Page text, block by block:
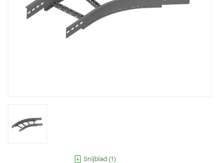
Snijblad (1 )